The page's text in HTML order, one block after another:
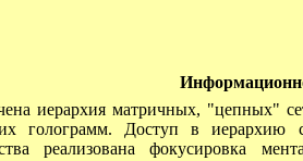
иерархия матричных, "цепных"
голограмм. Доступ в иерархию
реализована фокусировка